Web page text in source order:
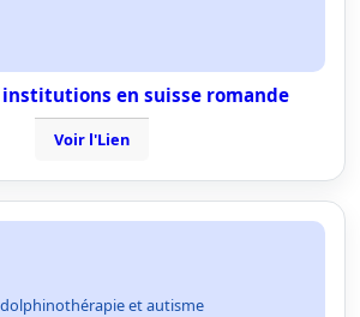
institutions en suisse romande
Voir l'Lien
et autisme